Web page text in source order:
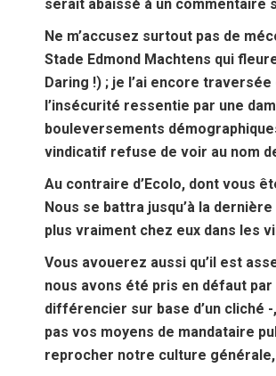
serait abaissé à un commentaire
Ne m’accusez surtout pas de
Stade Edmond Machtens qui
Daring !) ; je l’ai encore
l’insécurité ressentie par une
bouleversements
vindicatif refuse de voir au nom
Au contraire d’Ecolo, dont vous
Nous se battra jusqu’à la
plus vraiment chez eux dans les
Vous avouerez aussi qu’il est
nous avons été pris en défaut
différencier sur base d’un cliché
pas vos moyens de mandataire
reprocher notre culture